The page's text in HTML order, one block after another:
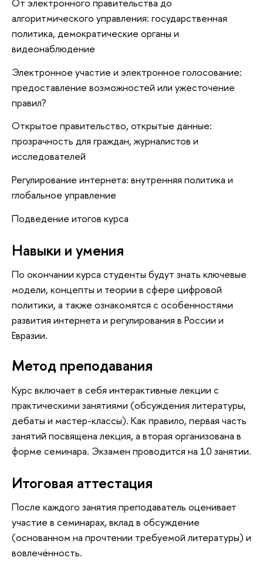
От электронного правительства до
алгоритмического управления: государственная
политика, демократические органы и
видеонаблюдение
Электронное участие и электронное голосование:
предоставление возможностей или ужесточение
правил?
Открытое правительство, открытые данные:
прозрачность для граждан, журналистов и
исследователей
Регулирование интернета: внутренняя политика и
глобальное управление
Подведение итогов курса
Навыки и умения
По окончании курса студенты будут знать ключевые
модели, концепты и теории в сфере цифровой
политики, а также ознакомятся с особенностями
развития интернета и регулирования в России и
Евразии.
Метод преподавания
Курс включает в себя интерактивные лекции с
практическими занятиями (обсуждения литературы,
дебаты и мастер-классы). Как правило, первая часть
занятий посвящена лекция, а вторая организована в
форме семинара. Экзамен проводится на 10 занятии.
Итоговая аттестация
После каждого занятия преподаватель оценивает
участие в семинарах, вклад в обсуждение
(основанном на прочтении требуемой литературы) и
вовлечённость.